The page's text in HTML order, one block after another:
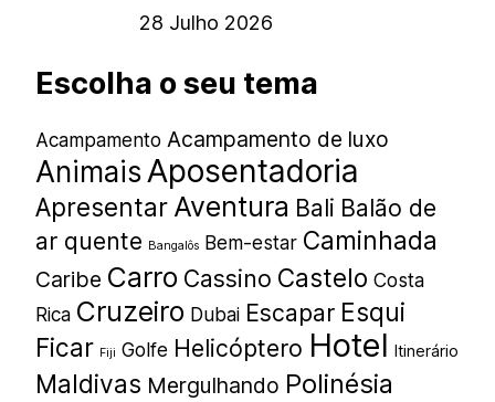
28 Julho 2026
Escolha o seu tema
Acampamento Acampamento de luxo
AnimaisAposentadoria
Apresentar Aventura Bali Balão de
ar quente
Bangalôs Bem-estar Caminhada
Caribe Carro Cassino Castelo Costa
Rica Cruzeiro Dubai Escapar Esqui
Ficar Fiji Golfe Helicóptero Hotel Itinerário
Maldivas Mergulhando Polinésia